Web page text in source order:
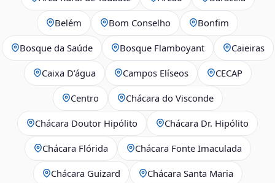
Belém Bom Conselho Bonfim
Bosque da Saúde Bosque Flamboyant Caieiras
Caixa D’água Campos Elíseos CECAP
Centro Chácara do Visconde
Chácara Doutor Hipólito Chácara Dr. Hipólito
Chácara Flórida Chácara Fonte Imaculada
Chácara Guizard Chácara Santa Maria